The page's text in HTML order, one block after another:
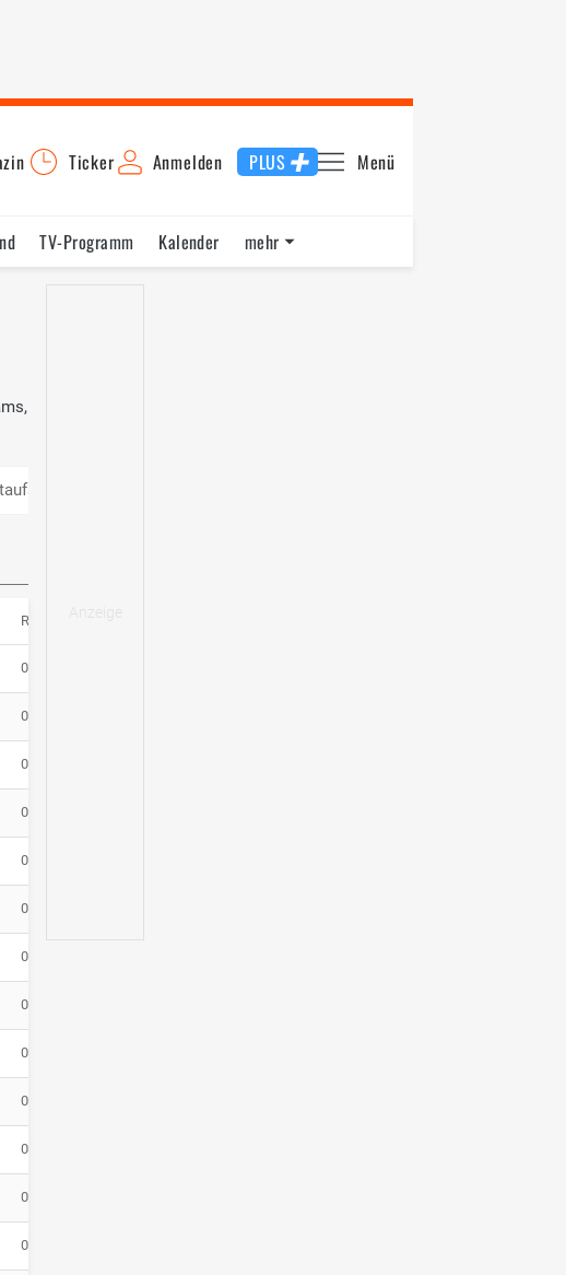
Ticker Anmelden PLUS Menü
TV-Programm
Kalender
mehr
Runden
0 Runde
0 Runde
0 Runde
0 Runde
0 Runde
0 Runde
0 Runde
0 Runde
0 Runde
0 Runde
0 Runde
0 Runde
0 Runde